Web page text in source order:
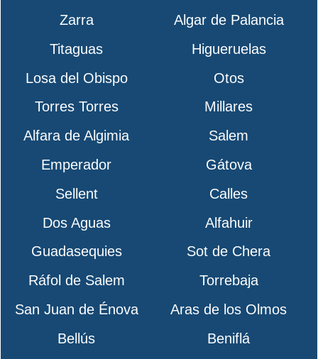
Zarra
Algar de Palancia
Titaguas
Higueruelas
Losa del Obispo
Otos
Torres Torres
Millares
Alfara de Algimia
Salem
Emperador
Gátova
Sellent
Calles
Dos Aguas
Alfahuir
Guadasequies
Sot de Chera
Ráfol de Salem
Torrebaja
San Juan de Énova
Aras de los Olmos
Bellús
Beniflá